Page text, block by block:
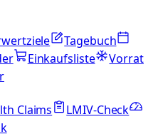
Tagebuch
Einkaufsliste
Vorrat
Claims
LMIV-Check